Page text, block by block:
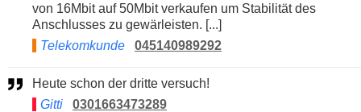
von 16Mbit auf 50Mbit verkaufen um Stabilität des
Anschlusses zu gewärleisten. [...]
Telekomkunde
045140989292
Heute schon der dritte versuch!
Gitti
0301663473289